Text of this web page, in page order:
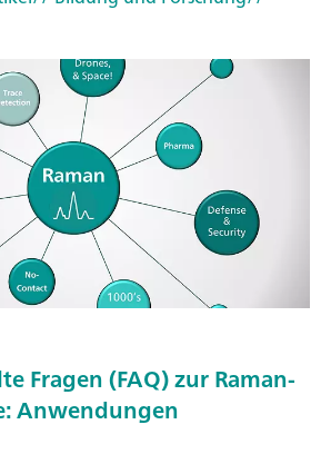
Fragen (FAQ) zur Raman-
Anwendungen